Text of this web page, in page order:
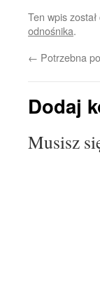
Ten wpis
odnośnika.
← Potrzebna
Dodaj
Musisz